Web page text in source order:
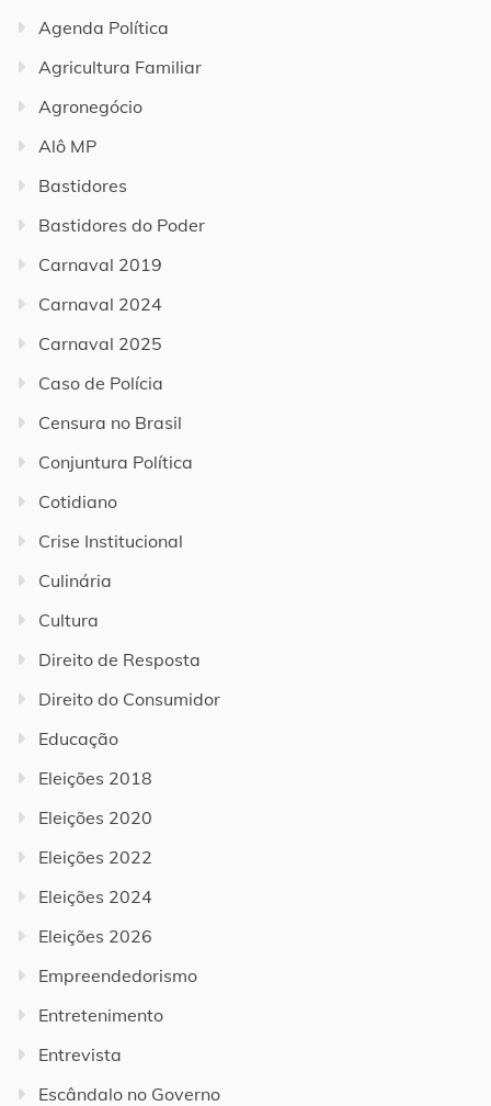
Agenda Política
Agricultura Familiar
Agronegócio
Alô MP
Bastidores
Bastidores do Poder
Carnaval 2019
Carnaval 2024
Carnaval 2025
Caso de Polícia
Censura no Brasil
Conjuntura Política
Cotidiano
Crise Institucional
Culinária
Cultura
Direito de Resposta
Direito do Consumidor
Educação
Eleições 2018
Eleições 2020
Eleições 2022
Eleições 2024
Eleições 2026
Empreendedorismo
Entretenimento
Entrevista
Escândalo no Governo